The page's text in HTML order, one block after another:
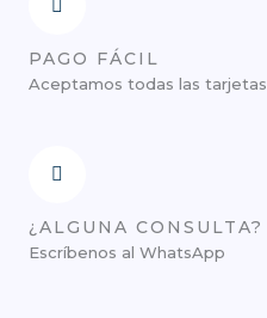
PAGO FÁCIL
Aceptamos todas las tarjetas
¿ALGUNA CONSULTA?
Escríbenos al WhatsApp